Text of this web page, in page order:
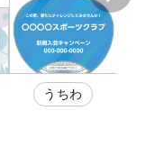
うちわ